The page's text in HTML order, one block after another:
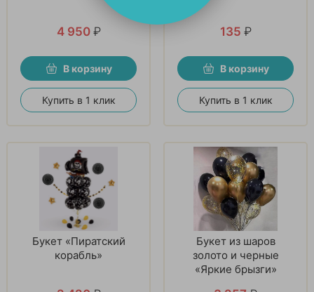
4 950 ₽
В корзину
Купить в 1 клик
135 ₽
В корзину
Купить в 1 клик
Букет «Пиратский
корабль»
Букет из шаров
золото и черные
«Яркие брызги»